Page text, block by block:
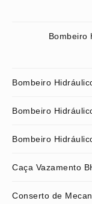
Bombeiro
Bombeiro
Bombeiro
Bombeiro
Caça Vazamento
Conserto de